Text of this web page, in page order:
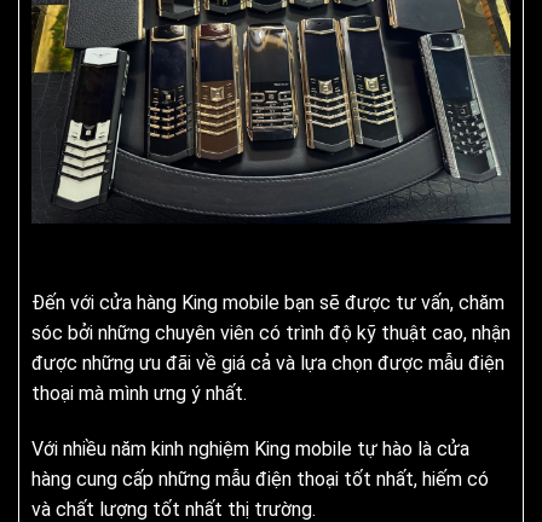
Đến với cửa hàng King mobile bạn sẽ được tư vấn, chăm
sóc bởi những chuyên viên có trình độ kỹ thuật cao, nhận
được những ưu đãi về giá cả và lựa chọn được mẫu điện
thoại mà mình ưng ý nhất.
Với nhiều năm kinh nghiệm King mobile tự hào là cửa
hàng cung cấp những mẫu điện thoại tốt nhất, hiếm có
và chất lượng tốt nhất thị trường.